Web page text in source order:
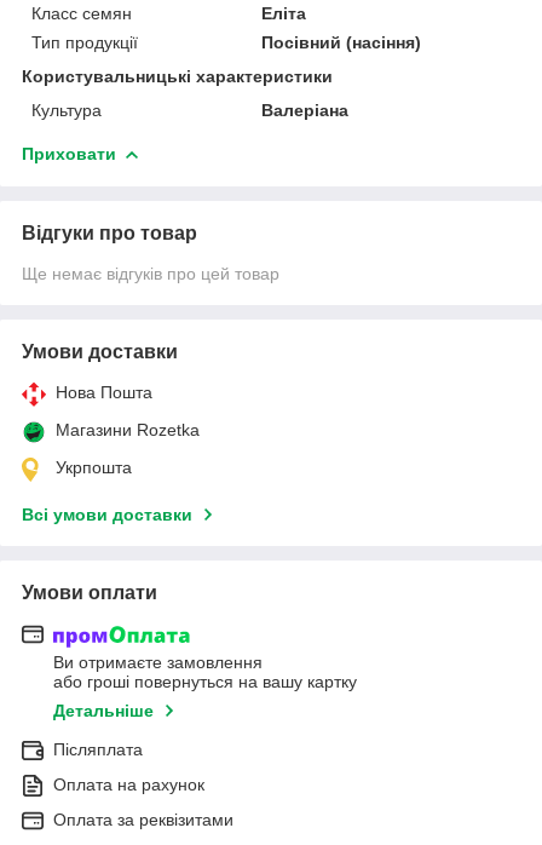
Класс семян
Еліта
Тип продукції
Посівний (насіння)
Користувальницькі характеристики
Культура
Валеріана
Приховати
Відгуки про товар
Ще немає відгуків про цей товар
Умови доставки
Нова Пошта
Магазини Rozetka
Укрпошта
Всі умови доставки
Умови оплати
Ви отримаєте замовлення
або гроші повернуться на вашу картку
Детальніше
Післяплата
Оплата на рахунок
Оплата за реквізитами